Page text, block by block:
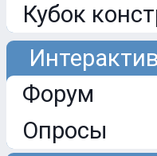
Кубок
Интерактив
Форум
Опросы